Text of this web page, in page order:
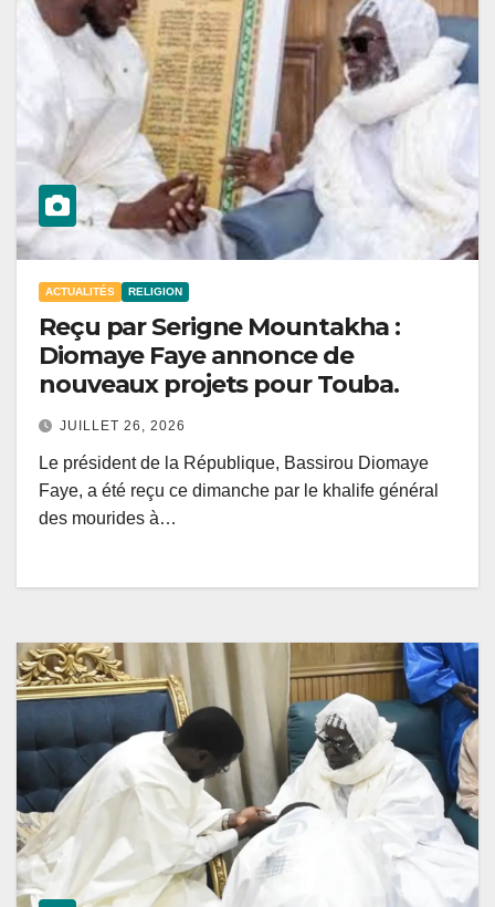
ACTUALITÉS RELIGION
Reçu par Serigne Mountakha :
Diomaye Faye annonce de
nouveaux projets pour Touba.
JUILLET 26, 2026
Le président de la République, Bassirou Diomaye
Faye, a été reçu ce dimanche par le khalife général
des mourides à…